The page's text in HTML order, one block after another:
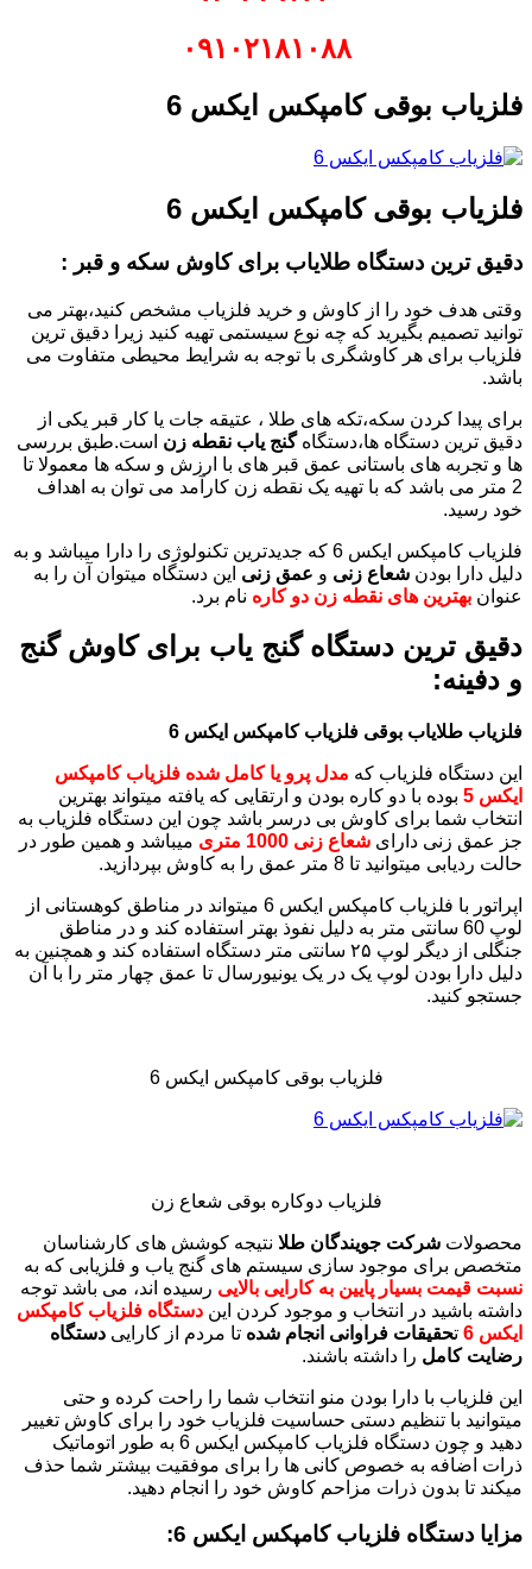
۰۹۱۰۲۱۸۱۰۸۸
فلزیاب بوقی کامپکس ایکس 6
فلزیاب بوقی کامپکس ایکس 6
دقیق ترین دستگاه طلایاب برای کاوش سکه و قبر :
وقتی هدف خود را از کاوش و خرید فلزیاب مشخص کنید،بهتر می
توانید تصمیم بگیرید که چه نوع سیستمی تهیه کنید زیرا دقیق ترین
فلزیاب برای هر کاوشگری با توجه به شرایط محیطی متفاوت می
باشد.
برای پیدا کردن سکه،تکه های طلا ، عتیقه جات یا کار قبر یکی از
دقیق ترین دستگاه ها،دستگاهگنج یاب نقطه زن است.طبق بررسی
ها و تجربه های باستانی عمق قبر های با ارزش و سکه ها معمولا تا
2 متر می باشد که با تهیه یک نقطه زن کارآمد می توان به اهداف
خود رسید.
فلزیاب کامپکس ایکس 6 که جدیدترین تکنولوژی را دارا میباشد و به
دلیل دارا بودن شعاع زنی و عمق زنی این دستگاه میتوان آن را به
عنوان بهترین های نقطه زن دو کاره نام برد.
دقیق ترین دستگاه گنج یاب برای کاوش گنج
و دفینه:
فلزیاب طلایاب بوقی فلزیاب کامپکس ایکس 6
این دستگاه فلزیاب که مدل پرو یا کامل شده فلزیاب کامپکس
ایکس 5
بوده با دو کاره بودن و ارتقایی که یافته میتواند بهترین
انتخاب شما برای کاوش بی درسر باشد چون این دستگاه فلزیاب به
جز عمق زنی دارای شعاع زنی 1000 متری
میباشد و همین طور در
حالت ردیابی میتوانید تا 8 متر عمق را به کاوش بپردازید.
اپراتور با فلزیاب کامپکس ایکس 6 میتواند در مناطق کوهستانی از
لوپ 60 سانتی متر به دلیل نفوذ بهتر استفاده کند و در مناطق
جنگلی از دیگر لوپ ۲۵ سانتی متر دستگاه استفاده کند و همچنین به
دلیل دارا بودن لوپ یک در یک یونیورسال تا عمق چهار متر را با آن
جستجو کنید.
فلزیاب بوقی کامپکس ایکس 6
فلزیاب دوکاره بوقی شعاع زن
محصولات شرکت جویندگان طلا نتیجه کوشش های کارشناسان
متخصص برای موجود سازی سیستم های گنج یاب و فلزیابی که به
نسبت قیمت بسیار پایین به کارایی بالایی رسیده اند، می باشد توجه
داشته باشید در انتخاب و موجود کردن این دستگاه فلزیاب کامپکس
ایکس 6
تحقیقات فراوانی انجام شده تا مردم از کارایی دستگاه
رضایت کامل را داشته باشند.
این فلزیاب با دارا بودن منو انتخاب شما را راحت کرده و حتی
میتوانید با تنظیم دستی حساسیت فلزیاب خود را برای کاوش تغییر
دهید و چون دستگاه فلزیاب کامپکس ایکس 6 به طور اتوماتیک
ذرات اضافه به خصوص کانی ها را برای موفقیت بیشتر شما حذف
میکند تا بدون ذرات مزاحم کاوش خود را انجام دهید.
مزایا دستگاه فلزیاب کامپکس ایکس 6: